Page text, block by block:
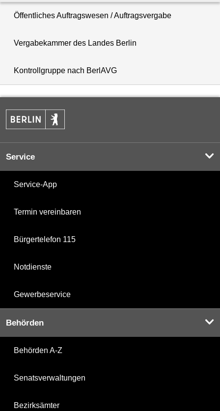
Öffentliches Auftragswesen ­/ Auftragsvergabe
Vergabekammer des Landes Berlin
Kontrollgruppe nach BerlAVG
Service
Service-App
Termin vereinbaren
Bürgertelefon 115
Notdienste
Gewerbeservice
Behörden
Behörden A-Z
Senatsverwaltungen
Bezirksämter